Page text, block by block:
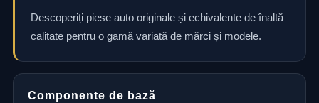
Descoperiți piese auto originale și echivalente de înaltă
calitate pentru o gamă variată de mărci și modele.
Componente de bază